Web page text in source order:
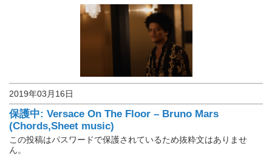
2019年03月16日
保護中: Versace On The Floor – Bruno Mars
(Chords,Sheet music)
この投稿はパスワードで保護されているため抜粋文はありませ
ん。